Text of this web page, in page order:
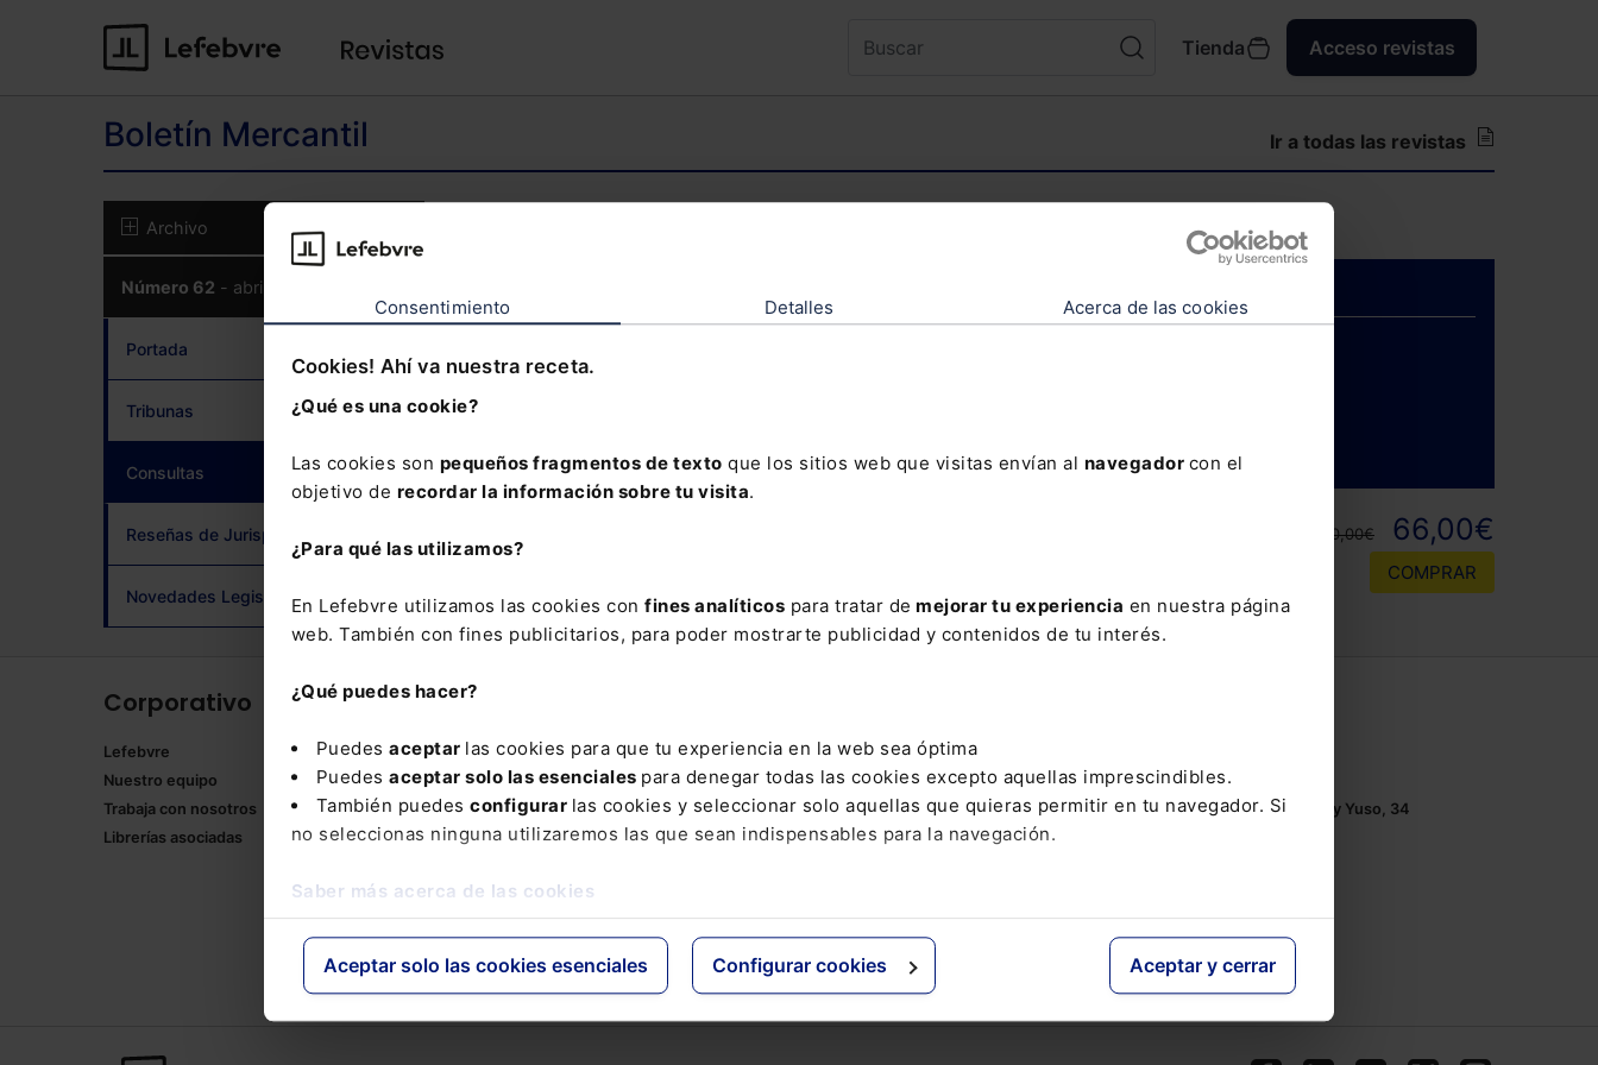
Consentimiento Detalles Acerca de las cookies
Cookies! Ahí va nuestra receta.
¿Qué es una cookie?
Las cookies son pequeños fragmentos de texto que los sitios web que visitas envían al navegador con el
objetivo de recordar la información sobre tu visita.
¿Para qué las utilizamos?
En Lefebvre utilizamos las cookies con fines analíticos para tratar de mejorar tu experiencia en nuestra página
web. También con fines publicitarios, para poder mostrarte publicidad y contenidos de tu interés.
¿Qué puedes hacer?
Puedes aceptar las cookies para que tu experiencia en la web sea óptima
Puedes aceptar solo las esenciales para denegar todas las cookies excepto aquellas imprescindibles.
También puedes configurar las cookies y seleccionar solo aquellas que quieras permitir en tu navegador. Si
no seleccionas ninguna utilizaremos las que sean indispensables para la navegación.
Saber más acerca de las cookies
Aceptar solo las cookies esenciales Configurar cookies Aceptar y cerrar
Tienda Acceso revistas
Boletín Mercantil Ir a todas las revistas
Archivo
Número 62 - abril 2018
Portada
Tribunas
Consultas
Reseñas de Jurisprudencia
Novedades Legislativas
¿Has olvidado tu contraseña?
adquiere tu acceso con un
110,00€ 66,00€
COMPRAR
Corporativo
Lefebvre
Nuestro equipo
Trabaja con nosotros
Librerías asociadas
Productos
Mementos
Formularios Jurídicos
Manuales de Derecho
Claves Prácticas
Códigos Básicos
Códigos Comentados
ELS
El Derecho
Espacio Asesoría
Espacio Pymes
Mándanos un
Monasterios de Suso y Yuso, 34